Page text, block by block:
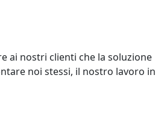
ai nostri clienti che la soluzione
noi stessi, il nostro lavoro in